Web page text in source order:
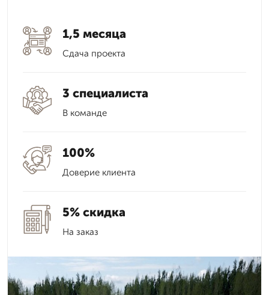
1,5 месяца
Сдача проекта
3 специалиста
В команде
100%
Доверие клиента
5% скидка
На заказ